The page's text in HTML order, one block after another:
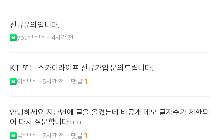
신규문의입니다.
youn**** 4시간 전
KT 또는 스카이라이프 신규가입 문의드립니다.
아**** 5시간 전 1
안녕하세요 지난번에 글을 올렸는데 비공개 메모 글자수가 제한되
어 다시 질문합니다ㅠㅠ
금**** 7시간 전 1